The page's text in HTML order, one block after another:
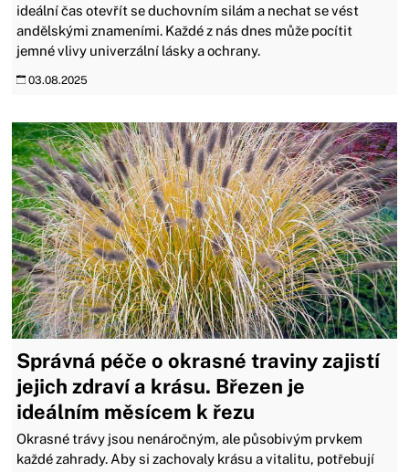
ideální čas otevřít se duchovním silám a nechat se vést
andělskými znameními. Každé z nás dnes může pocítit
jemné vlivy univerzální lásky a ochrany.
03.08.2025
Správná péče o okrasné traviny zajistí
jejich zdraví a krásu. Březen je
ideálním měsícem k řezu
Okrasné trávy jsou nenáročným, ale působivým prvkem
každé zahrady. Aby si zachovaly krásu a vitalitu, potřebují